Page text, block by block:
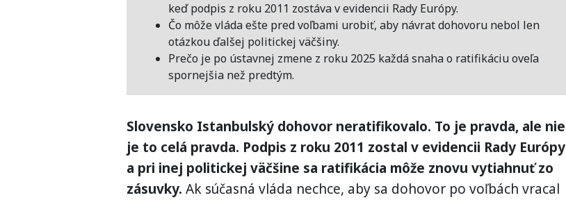
keď podpis z roku 2011 zostáva v evidencii Rady Európy.
Čo môže vláda ešte pred voľbami urobiť, aby návrat dohovoru nebol len
otázkou ďalšej politickej väčšiny.
Prečo je po ústavnej zmene z roku 2025 každá snaha o ratifikáciu oveľa
spornejšia než predtým.
Slovensko Istanbulský dohovor neratifikovalo. To je pravda, ale nie
je to celá pravda. Podpis z roku 2011 zostal v evidencii Rady Európy
a pri inej politickej väčšine sa ratifikácia môže znovu vytiahnuť zo
zásuvky. Ak súčasná vláda nechce, aby sa dohovor po voľbách vracal